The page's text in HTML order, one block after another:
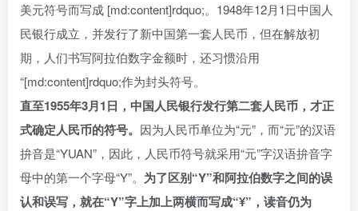
美元符号而写成 [md:content]rdquo;。1948年12月1日中国人
民银行成立，并发行了新中国第一套人民币，但在解放初
期，人们书写阿拉伯数字金额时，还习惯沿用
“[md:content]rdquo;作为封头符号。
直至1955年3月1日，中国人民银行发行第二套人民币，才正
式确定人民币的符号。 因为人民币单位为“元”，而“元”的汉语
拚音是“YUAN”，因此，人民币符号就采用“元”字汉语拚音字
母中的第一个字母“Y”。 为了区别“Y”和阿拉伯数字之间的误
认和误写，就在“Y”字上加上两横而写成“¥”，读音仍为